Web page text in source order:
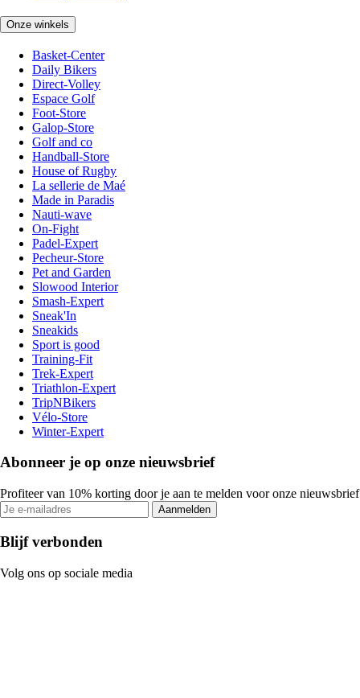
Onze winkels
Basket-Center
Daily Bikers
Direct-Volley
Espace Golf
Foot-Store
Galop-Store
Golf and co
Handball-Store
House of Rugby
La sellerie de Maé
Made in Paradis
Nauti-wave
On-Fight
Padel-Expert
Pecheur-Store
Pet and Garden
Slowood Interior
Smash-Expert
Sneak'In
Sneakids
Sport is good
Training-Fit
Trek-Expert
Triathlon-Expert
TripNBikers
Vélo-Store
Winter-Expert
Abonneer je op onze nieuwsbrief
Profiteer van 10% korting door je aan te melden voor onze nieuwsbrief
Aanmelden
Blijf verbonden
Volg ons op sociale media